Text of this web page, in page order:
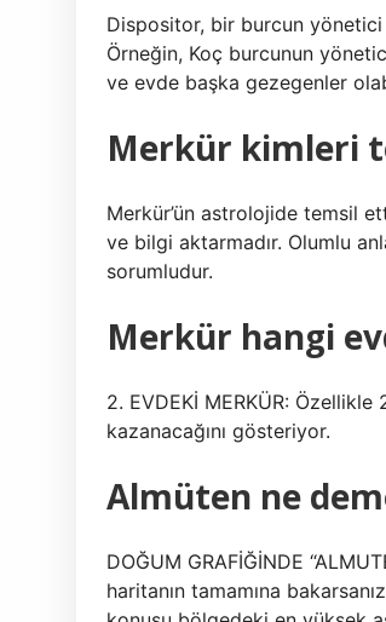
Dispositor, bir burcun
Örneğin, Koç burcunun
ve evde başka gezegenler
Merkür kimleri
Merkür’ün astrolojide temsil
ve bilgi aktarmadır. Olumlu
sorumludur.
Merkür hangi
2. EVDEKİ MERKÜR:
kazanacağını gösteriyor.
Almüten ne
DOĞUM GRAFİĞİNDE
haritanın tamamına